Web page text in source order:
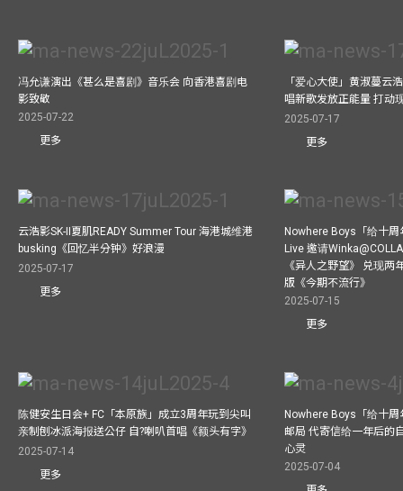
冯允谦演出《甚么是喜剧》音乐会 向香港喜剧电
影致敬
2025-07-22
更多
「爱心大使」黄淑蔓云
唱新歌发放正能量 打动
2025-07-17
更多
云浩影SK-II夏肌READY Summer Tour 海港城维港
busking《回忆半分钟》好浪漫
2025-07-17
更多
Nowhere Boys「给十
Live 邀请
《异人之野望》 兑现两
版《今期不流行》
2025-07-15
更多
陈健安生日会+ FC「本原族」成立3周年玩到尖叫
亲制刨冰派海报送公仔 自?喇叭首唱《额头有字》
2025-07-14
更多
Nowhere Boys「给十
邮局 代寄信给一年后的
心灵
2025-07-04